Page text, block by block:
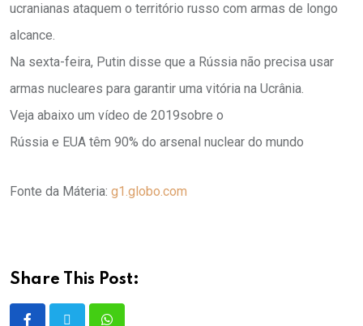
ucranianas ataquem o território russo com armas de longo
alcance.
Na sexta-feira, Putin disse que a Rússia não precisa usar
armas nucleares para garantir uma vitória na Ucrânia.
Veja abaixo um vídeo de 2019sobre o
Rússia e EUA têm 90% do arsenal nuclear do mundo
Fonte da Máteria: g1.globo.com
Share This Post: